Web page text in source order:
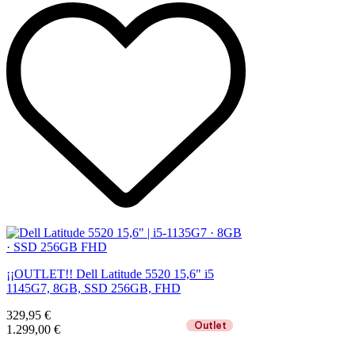
¡¡OUTLET!! Dell Latitude 5520 15,6" i5
1145G7, 8GB, SSD 256GB, FHD
329,95 €
1.299,00 €
Outlet